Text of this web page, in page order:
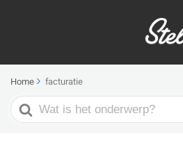
Home facturatie
Search
For